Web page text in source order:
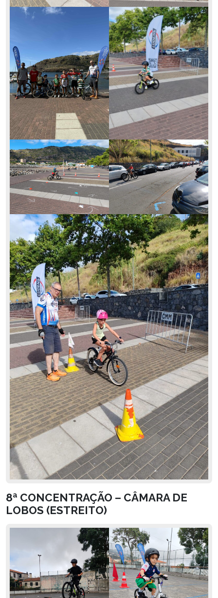
8ª CONCENTRAÇÃO – CÂMARA DE
LOBOS (ESTREITO)